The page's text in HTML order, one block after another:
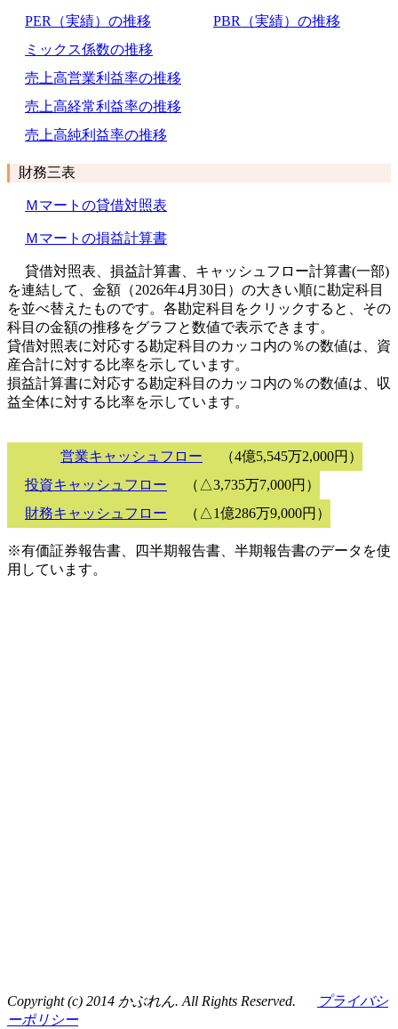
PER（実績）の推移
PBR（実績）の推移
ミックス係数の推移
売上高営業利益率の推移
売上高経常利益率の推移
売上高純利益率の推移
財務三表
Ｍマートの貸借対照表
Ｍマートの損益計算書
貸借対照表、損益計算書、キャッシュフロー計算書(一部)
を連結して、金額（2026年4月30日）の大きい順に勘定科目
を並べ替えたものです。各勘定科目をクリックすると、その
科目の金額の推移をグラフと数値で表示できます。
貸借対照表に対応する勘定科目のカッコ内の％の数値は、資
産合計に対する比率を示しています。
損益計算書に対応する勘定科目のカッコ内の％の数値は、収
益全体に対する比率を示しています。
営業キャッシュフロー
（4億5,545万2,000円）
投資キャッシュフロー
（△3,735万7,000円）
財務キャッシュフロー
（△1億286万9,000円）
※有価証券報告書、四半期報告書、半期報告書のデータを使
用しています。
Copyright (c) 2014 かぶれん. All Rights Reserved.
プライバシ
ーポリシー